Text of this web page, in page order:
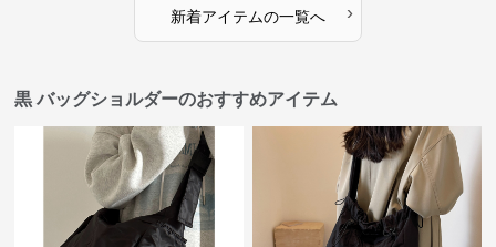
新着アイテムの一覧へ ›
黒 バッグショルダーのおすすめアイテム